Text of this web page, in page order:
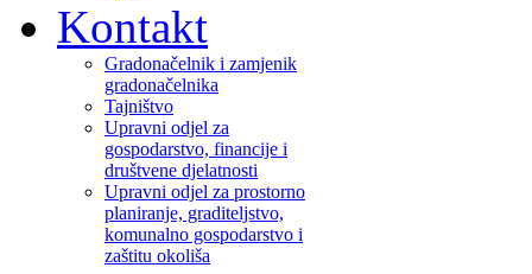
Kontakt
Gradonačelnik i zamjenik
gradonačelnika
Tajništvo
Upravni odjel za
gospodarstvo, financije i
društvene djelatnosti
Upravni odjel za prostorno
planiranje, graditeljstvo,
komunalno gospodarstvo i
zaštitu okoliša